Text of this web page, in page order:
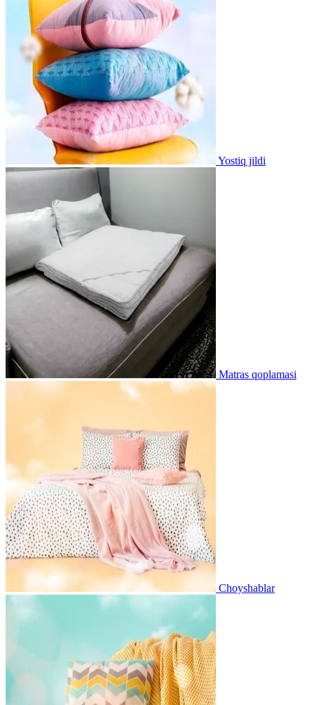
Yostiq jildi
Matras qoplamasi
Choyshablar